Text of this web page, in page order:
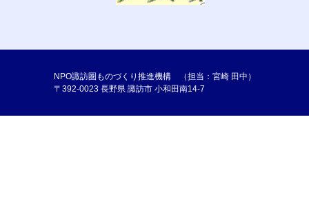
NPO諏訪圏ものづくり推進機構 （担当：宮崎 田中）
〒392-0023 長野県 諏訪市 小和田南14-7